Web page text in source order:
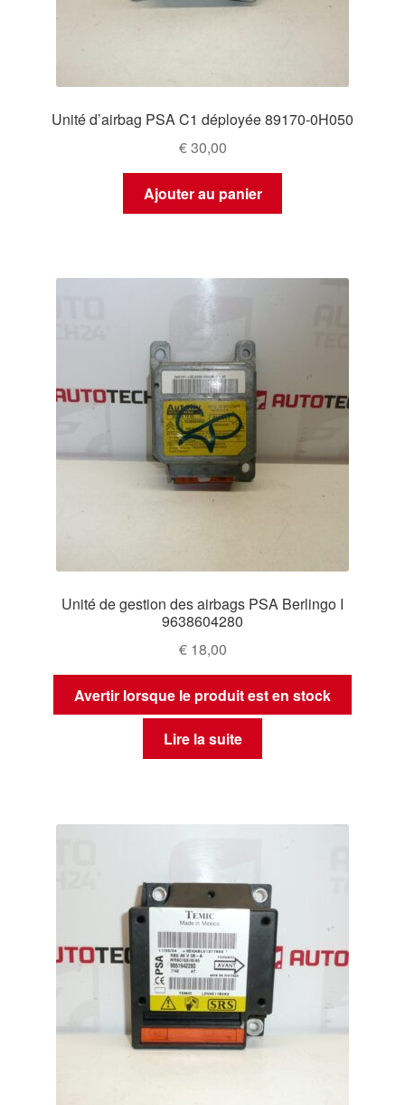
Unité d’airbag PSA C1 déployée 89170-0H050
€30,00
Ajouter au panier
Unité de gestion des airbags PSA Berlingo I
9638604280
€18,00
Avertir lorsque le produit est en stock
Lire la suite